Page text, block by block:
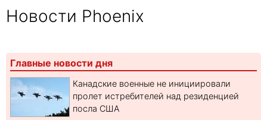
Новости Phoenix
Главные новости дня
Канадские военные не инициировали
пролет истребителей над резиденцией
посла США